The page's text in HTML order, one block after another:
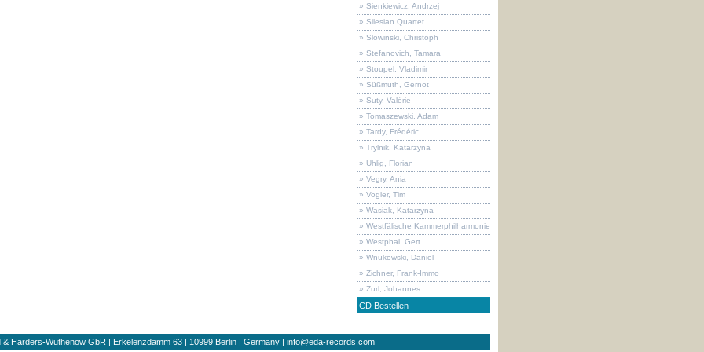
» Sienkiewicz, Andrzej
» Silesian Quartet
» Slowinski, Christoph
» Stefanovich, Tamara
» Stoupel, Vladimir
» Süßmuth, Gernot
» Suty, Valérie
» Tomaszewski, Adam
» Tardy, Frédéric
» Trylnik, Katarzyna
» Uhlig, Florian
» Vegry, Ania
» Vogler, Tim
» Wasiak, Katarzyna
» Westfälische Kammerphilharmonie
» Westphal, Gert
» Wnukowski, Daniel
» Zichner, Frank-Immo
» Zurl, Johannes
CD Bestellen
Harders-Wuthenow GbR | Erkelenzdamm 63 | 10999 Berlin | Germany | info@eda-records.com